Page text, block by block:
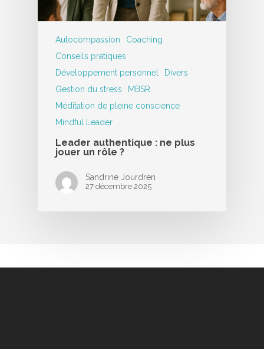
Autocompassion
Coaching
Conseils pratiques
Développement personnel
Divers
Gestion du stress
MBSR
Méditation de pleine conscience
Mindful Leader
Leader authentique : ne plus
jouer un rôle ?
Sandrine Jourdren
27 décembre 2025